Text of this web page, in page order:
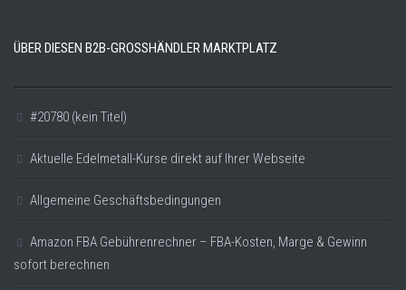
ÜBER DIESEN B2B-GROSSHÄNDLER MARKTPLATZ
#20780 (kein Titel)
Aktuelle Edelmetall-Kurse direkt auf Ihrer Webseite
Allgemeine Geschäftsbedingungen
Amazon FBA Gebührenrechner – FBA-Kosten, Marge & Gewinn
sofort berechnen